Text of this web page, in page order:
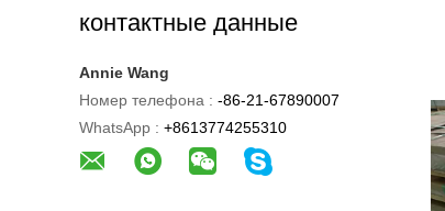
контактные данные
Annie Wang
Номер телефона : -86-21-67890007
WhatsApp : +8613774255310